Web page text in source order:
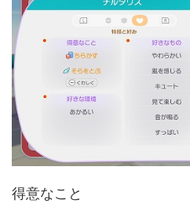
得意なこと